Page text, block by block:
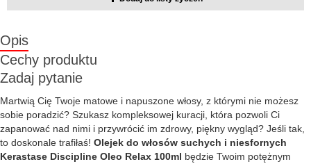
Opis
Cechy produktu
Zadaj pytanie
Martwią Cię Twoje matowe i napuszone włosy, z którymi nie możesz
sobie poradzić? Szukasz kompleksowej kuracji, która pozwoli Ci
zapanować nad nimi i przywrócić im zdrowy, piękny wygląd? Jeśli tak,
to doskonale trafiłaś! Olejek do włosów suchych i niesfornych
Kerastase Discipline Oleo Relax 100ml będzie Twoim potężnym